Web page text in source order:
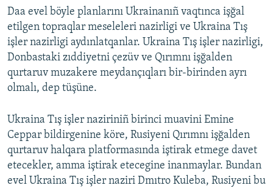
Daa evel böyle planlarını Ukrainanıñ vaqtınca işğal
etilgen topraqlar meseleleri nazirligi ve Ukraina Tış
işler nazirligi aydınlatqanlar. Ukraina Tış işler nazirligi,
Donbastaki zıddiyetni çezüv ve Qırımnı işğalden
qurtaruv muzakere meydançıqları bir-birinden ayrı
olmalı, dep tüşüne.
Ukraina Tış işler naziriniñ birinci muavini Emine
Ceppar bildirgenine köre, Rusiyeni Qırımnı işğalden
qurtaruv halqara platformasında iştirak etmege davet
etecekler, amma iştirak etecegine inanmaylar. Bundan
evel Ukraina Tış işler naziri Dmıtro Kuleba, Rusiyeni bu